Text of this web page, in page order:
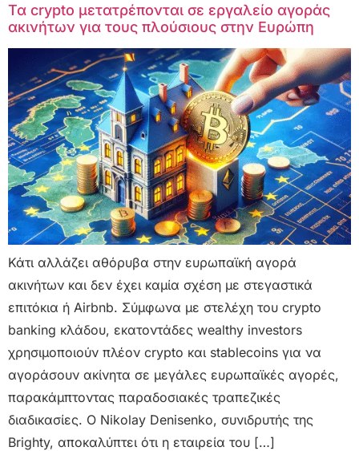
Τα crypto μετατρέπονται σε εργαλείο αγοράς
ακινήτων για τους πλούσιους στην Ευρώπη
Κάτι αλλάζει αθόρυβα στην ευρωπαϊκή αγορά
ακινήτων και δεν έχει καμία σχέση με στεγαστικά
επιτόκια ή Airbnb. Σύμφωνα με στελέχη του crypto
banking κλάδου, εκατοντάδες wealthy investors
χρησιμοποιούν πλέον crypto και stablecoins για να
αγοράσουν ακίνητα σε μεγάλες ευρωπαϊκές αγορές,
παρακάμπτοντας παραδοσιακές τραπεζικές
διαδικασίες. Ο Nikolay Denisenko, συνιδρυτής της
Brighty, αποκαλύπτει ότι η εταιρεία του […]